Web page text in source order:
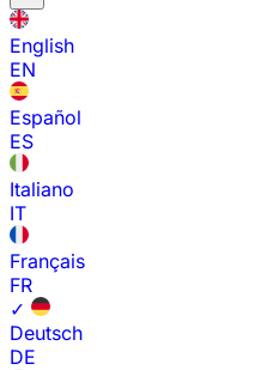
English
EN
Español
ES
Italiano
IT
Français
FR
✓
Deutsch
DE